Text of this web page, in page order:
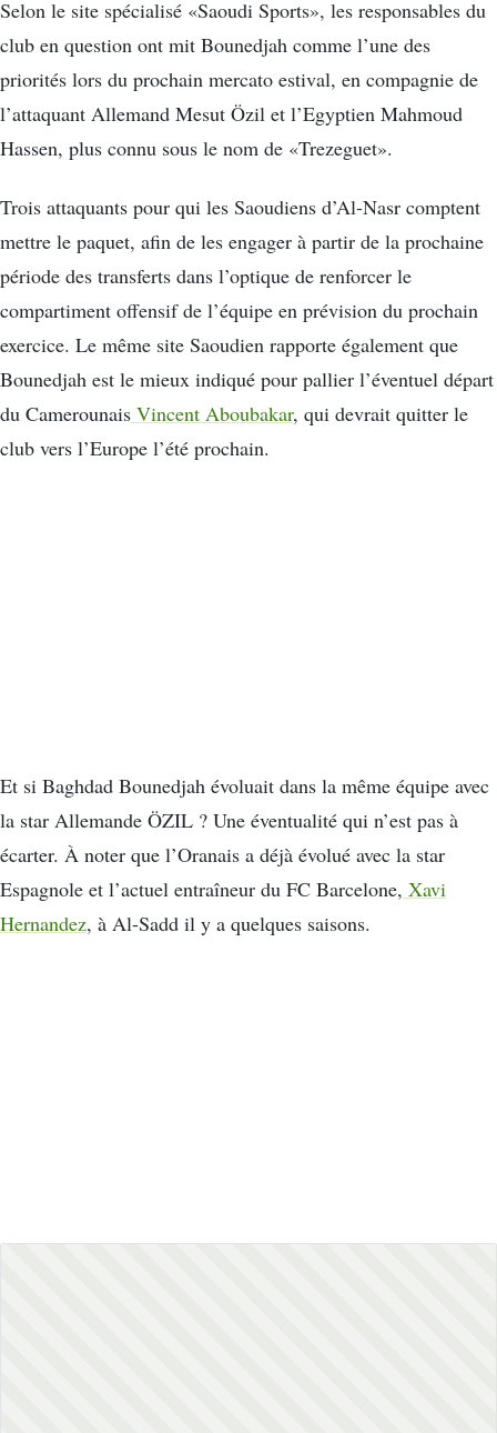
Selon le site spécialisé «Saoudi Sports», les responsables du
club en question ont mit Bounedjah comme l’une des
priorités lors du prochain mercato estival, en compagnie de
l’attaquant Allemand Mesut Özil et l’Egyptien Mahmoud
Hassen, plus connu sous le nom de «Trezeguet».
Trois attaquants pour qui les Saoudiens d’Al-Nasr comptent
mettre le paquet, afin de les engager à partir de la prochaine
période des transferts dans l’optique de renforcer le
compartiment offensif de l’équipe en prévision du prochain
exercice. Le même site Saoudien rapporte également que
Bounedjah est le mieux indiqué pour pallier l’éventuel départ
du Camerounais Vincent Aboubakar, qui devrait quitter le
club vers l’Europe l’été prochain.
Et si Baghdad Bounedjah évoluait dans la même équipe avec
la star Allemande ÖZIL ? Une éventualité qui n’est pas à
écarter. À noter que l’Oranais a déjà évolué avec la star
Espagnole et l’actuel entraîneur du FC Barcelone, Xavi
Hernandez, à Al-Sadd il y a quelques saisons.